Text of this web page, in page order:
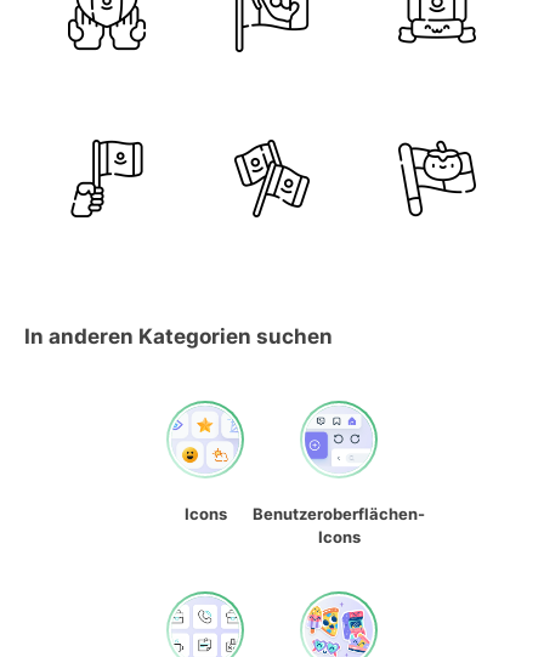
In anderen Kategorien suchen
Icons
Benutzeroberflächen-
Icons